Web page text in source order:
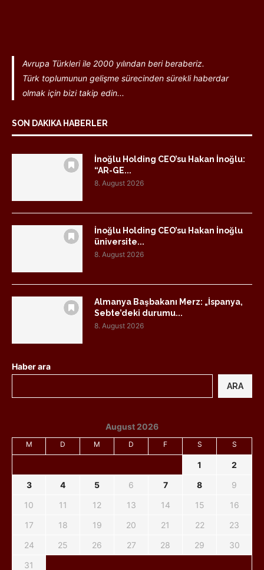
Avrupa Türkleri ile 2000 yılından beri beraberiz.
Türk toplumunun gelişme sürecinden sürekli haberdar
olmak için bizi takip edin...
SON DAKIKA HABERLER
İnoğlu Holding CEO’su Hakan İnoğlu:
“AR-GE...
8. August 2026
İnoğlu Holding CEO’su Hakan İnoğlu
üniversite...
8. August 2026
Almanya Başbakanı Merz: „İspanya,
Sebte’deki durumu...
8. August 2026
Haber ara
ARA
August 2026
M D M D F S S
1
2
3
4 5 6 7 8
9
10
11 12 13 14 15
16
17
18 19 20 21 22
23
24
25 26 27 28 29
30
31